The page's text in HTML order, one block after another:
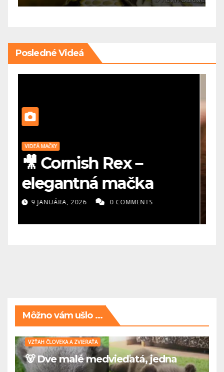
Posledné Videá
VIDEÁ HLODAVCE
🎥 Morča domáce –
ideálne prvé zvieratko
pre deti?
3 MÁJA, 2025 0 COMMENTS
Môžno vám ušlo ...
VZŤAH ČLOVEKA A ZVIERAŤA
🐻 Dve malé medvieďatá, jedna